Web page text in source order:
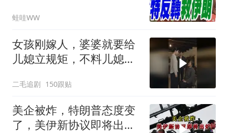
谢寒冰｜辣晚报20260805
蛙哇WW
女孩刚嫁人，婆婆就要给
儿媳立规矩，不料儿媳不
二毛追剧 150跟贴
美企被炸，特朗普态度变
了，美伊新协议即将出